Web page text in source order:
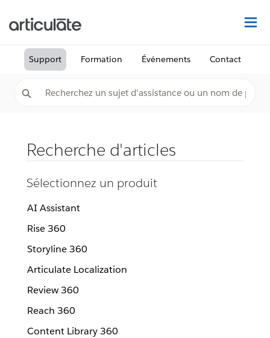
Support Formation Événements Contact
Recherche d'articles
Sélectionnez un produit
AI Assistant
Rise 360
Storyline 360
Articulate Localization
Review 360
Reach 360
Content Library 360